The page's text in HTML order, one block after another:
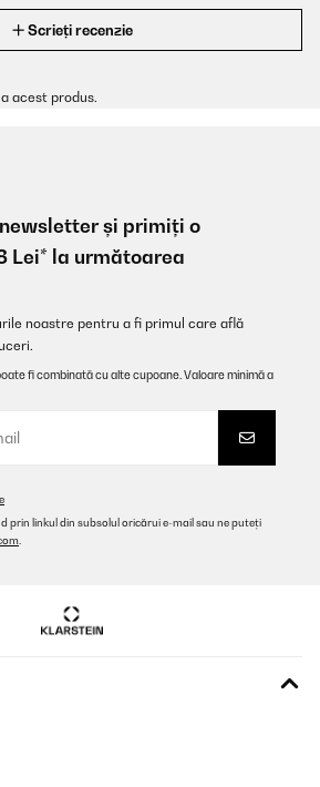
Scrieți recenzie
acest produs.
și primiți o
Lei* la următoarea
noastre pentru a fi primul care află
fi combinată cu alte cupoane. Valoare minimă a
prin linkul din subsolul oricărui e-mail sau ne puteți